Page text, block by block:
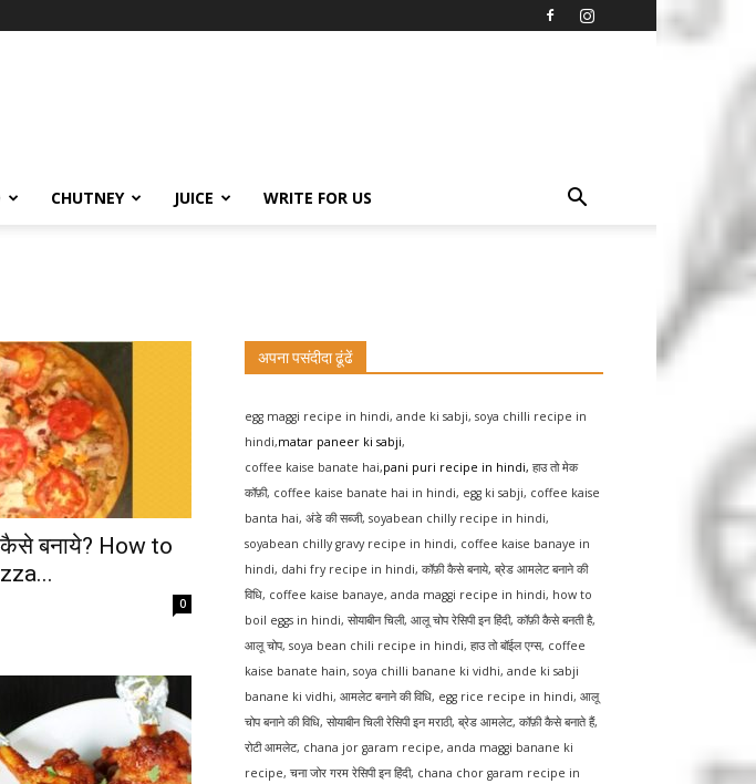
CHUTNEY JUICE WRITE FOR US
कैसे बनाये? How to
0
अपना पसंदीदा ढूंढें
egg maggi recipe in hindi, ande ki sabji, soya chilli recipe in
hindi,matar paneer ki sabji,
coffee kaise banate hai,pani puri recipe in hindi, हाउ तो मेक
कॉफ़ी, coffee kaise banate hai in hindi, egg ki sabji, coffee kaise
banta hai, अंडे की सब्जी, soyabean chilly recipe in hindi,
soyabean chilly gravy recipe in hindi, coffee kaise banaye in
hindi, dahi fry recipe in hindi, कॉफ़ी कैसे बनाये, ब्रेड आमलेट बनाने की
विधि, coffee kaise banaye, anda maggi recipe in hindi, how to
boil eggs in hindi, सोयाबीन चिली, आलू चोप रेसिपी इन हिंदी, कॉफ़ी कैसे बनती है,
आलू चोप, soya bean chili recipe in hindi, हाउ तो बॉईल एग्स, coffee
kaise banate hain, soya chilli banane ki vidhi, ande ki sabji
banane ki vidhi, आमलेट बनाने की विधि, egg rice recipe in hindi, आलू
चोप बनाने की विधि, सोयाबीन चिली रेसिपी इन मराठी, ब्रेड आमलेट, कॉफ़ी कैसे बनाते हैं,
रोटी आमलेट, chana jor garam recipe, anda maggi banane ki
recipe, चना जोर गरम रेसिपी इन हिंदी, chana chor garam recipe in